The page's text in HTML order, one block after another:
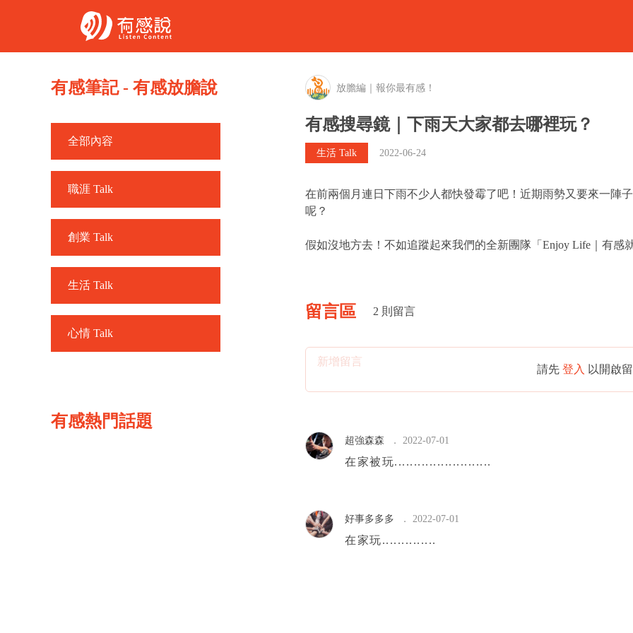
Talker指南
Talker專欄
有感筆記 - 有感放膽說
全部內容
職涯 Talk
創業 Talk
生活 Talk
心情 Talk
有感熱門話題
放膽編｜報你最有感！
有感搜尋鏡｜下雨天大家都去哪裡玩？
生活 Talk 2022-06-24
在前兩個月連日下雨不少人都快發霉了吧！近期雨勢又要來一陣
呢？
假如沒地方去！不如追蹤起來我們的全新團隊「Enjoy Life｜有感
留言區 2 則留言
請先 登入 以開啟
超強森森 2022-07-01
在家被玩.........................
好事多多多 2022-07-01
在家玩..............